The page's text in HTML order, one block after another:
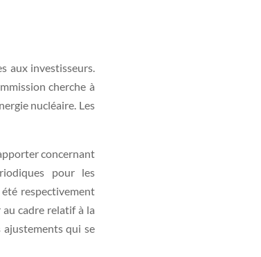
aux investisseurs.
cherche à
nucléaire. Les
concernant
pour les
respectivement
cadre relatif à la
ajustements qui se